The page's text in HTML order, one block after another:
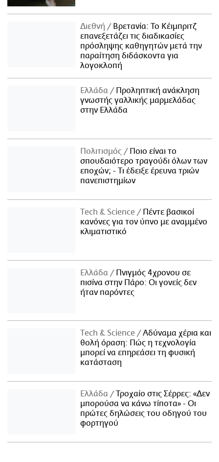
Διεθνή
Βρετανία: Το Κέιμπριτζ
επανεξετάζει τις διαδικασίες
πρόσληψης καθηγητών μετά την
παραίτηση διδάσκοντα για
λογοκλοπή
Ελλάδα
Προληπτική ανάκληση
γνωστής γαλλικής μαρμελάδας
στην Ελλάδα
Πολιτισμός
Ποιο είναι το
σπουδαιότερο τραγούδι όλων των
εποχών; - Τι έδειξε έρευνα τριών
πανεπιστημίων
Τech & Science
Πέντε βασικοί
κανόνες για τον ύπνο με αναμμένο
κλιματιστικό
Ελλάδα
Πνιγμός 4χρονου σε
πισίνα στην Πάρο: Οι γονείς δεν
ήταν παρόντες
Τech & Science
Αδύναμα χέρια και
θολή όραση: Πώς η τεχνολογία
μπορεί να επηρεάσει τη φυσική
κατάσταση
Ελλάδα
Τροχαίο στις Σέρρες: «Δεν
μπορούσα να κάνω τίποτα» - Οι
πρώτες δηλώσεις του οδηγού του
φορτηγού